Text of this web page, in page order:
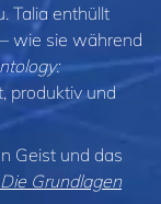
Talia enthüllt
wie sie während
produktiv und
Geist und das
Grundlagen